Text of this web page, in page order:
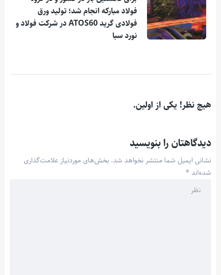
فولاد مبارکه انجام شد؛ تولید ورق
فولادی گرید ATOS60 در شركت فولاد و
نورد سبا
هیچ نظر! یکی از اولین.
دیدگاهتان را بنویسید
نشانی ایمیل شما منتشر نخواهد شد. بخش‌های موردنیاز علامت‌گذاری
شده‌اند *